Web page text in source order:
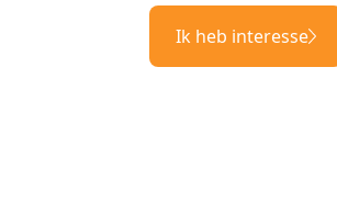
Ik heb interesse